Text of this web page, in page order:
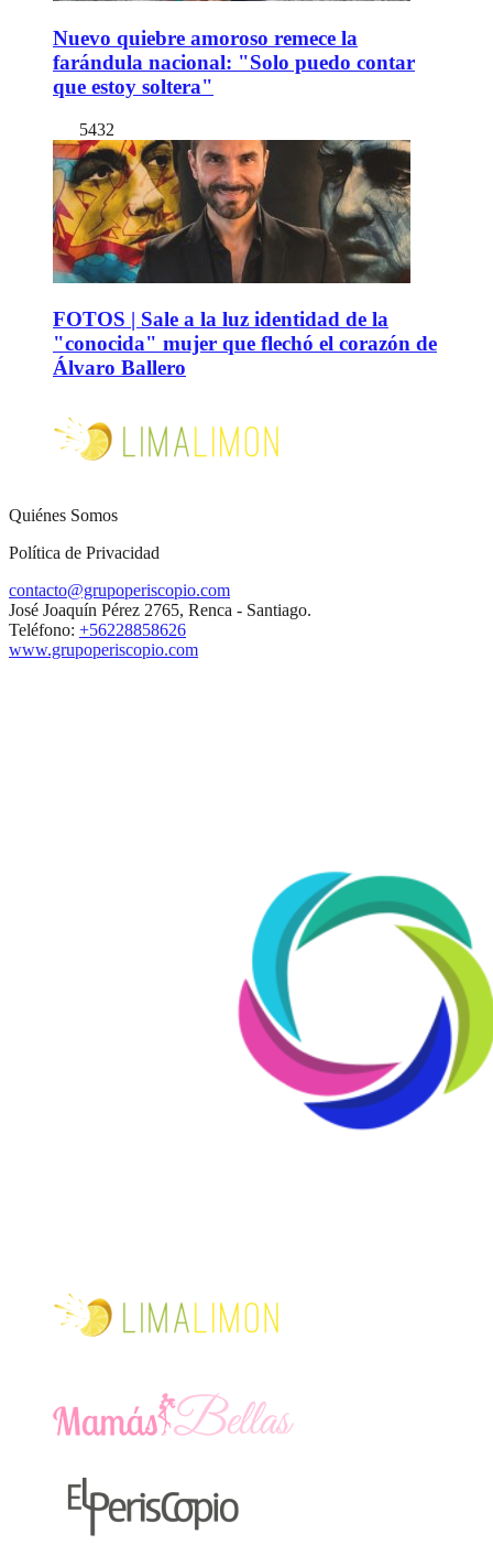
Nuevo quiebre amoroso remece la
farándula nacional: "Solo puedo contar
que estoy soltera"
5432
FOTOS | Sale a la luz identidad de la
"conocida" mujer que flechó el corazón de
Álvaro Ballero
Quiénes Somos
Política de Privacidad
contacto@grupoperiscopio.com
José Joaquín Pérez 2765, Renca - Santiago.
Teléfono: +56228858626
www.grupoperiscopio.com